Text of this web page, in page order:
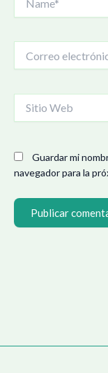
electrónico*
Web
Guardar mi
navegador para la